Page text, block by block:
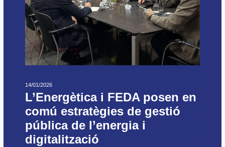
14/01/2026
L’Energètica i FEDA posen en
comú estratègies de gestió
pública de l’energia i
digitalització